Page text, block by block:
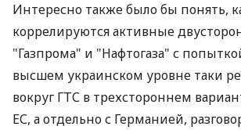
Интересно также было бы понять,
коррелируются активные
"Газпрома" и "Нафтогаза" с
высшем украинском уровне таки
вокруг ГТС в трехстороннем
ЕС, а отдельно с Германией,